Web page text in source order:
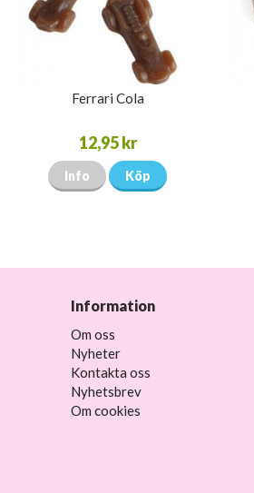
Ferrari Cola
12,95 kr
Info Köp
Information
Om oss
Nyheter
Kontakta oss
Nyhetsbrev
Om cookies